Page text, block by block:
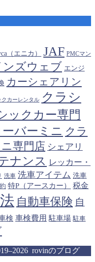
（エニカ） JAF PMCマン
ンズウェブ エンジ
カーシェアリン
クカーレンタル
クラシ
ックカー専門
バーミニ クラ
専門店 シェアリ
ナンス レッカー・
洗車 洗車アイテム 洗車
特P（アースカー） 税金
自動車保険 自
検 車検費用 駐車場 駐車
rovinのブログ